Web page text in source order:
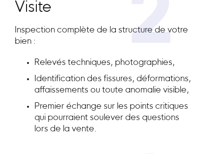
2
Visite
Inspection complète de la structure de votre
bien :
Relevés techniques, photographies,
Identification des fissures, déformations,
affaissements ou toute anomalie visible,
Premier échange sur les points critiques
qui pourraient soulever des questions
lors de la vente.